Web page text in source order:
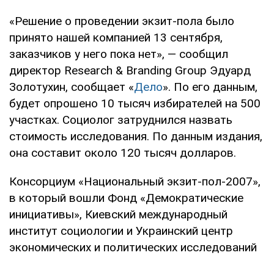
«Решение о проведении экзит-пола было
принято нашей компанией 13 сентября,
заказчиков у него пока нет», — сообщил
директор Research & Branding Group Эдуард
Золотухин, сообщает «Дело». По его данным,
будет опрошено 10 тысяч избирателей на 500
участках. Социолог затруднился назвать
стоимость исследования. По данным издания,
она составит около 120 тысяч долларов.
Консорциум «Национальный экзит-пол-2007»,
в который вошли Фонд «Демократические
инициативы», Киевский международный
институт социологии и Украинский центр
экономических и политических исследований